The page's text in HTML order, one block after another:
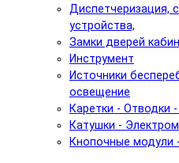
Диспетчеризация,
устройства,
Замки дверей
Инструмент
Источники
освещение
Каретки - Отводки
Катушки -
Кнопочные модули